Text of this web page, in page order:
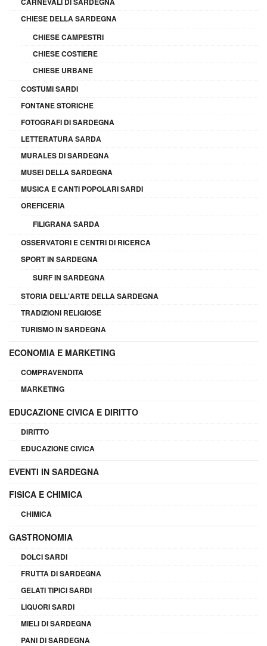
CHIESE DELLA SARDEGNA
CHIESE CAMPESTRI
CHIESE COSTIERE
CHIESE URBANE
COSTUMI SARDI
FONTANE STORICHE
FOTOGRAFI DI SARDEGNA
LETTERATURA SARDA
MURALES DI SARDEGNA
MUSEI DELLA SARDEGNA
MUSICA E CANTI POPOLARI SARDI
OREFICERIA
FILIGRANA SARDA
OSSERVATORI E CENTRI DI RICERCA
SPORT IN SARDEGNA
SURF IN SARDEGNA
STORIA DELL'ARTE DELLA SARDEGNA
TRADIZIONI RELIGIOSE
TURISMO IN SARDEGNA
ECONOMIA E MARKETING
COMPRAVENDITA
MARKETING
EDUCAZIONE CIVICA E DIRITTO
DIRITTO
EDUCAZIONE CIVICA
EVENTI IN SARDEGNA
FISICA E CHIMICA
CHIMICA
GASTRONOMIA
DOLCI SARDI
FRUTTA DI SARDEGNA
GELATI TIPICI SARDI
LIQUORI SARDI
MIELI DI SARDEGNA
PANI DI SARDEGNA